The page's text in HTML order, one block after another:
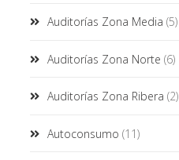
Auditorías Zona Media (5)
Auditorías Zona Norte (6)
Auditorías Zona Ribera (2)
Autoconsumo (11)